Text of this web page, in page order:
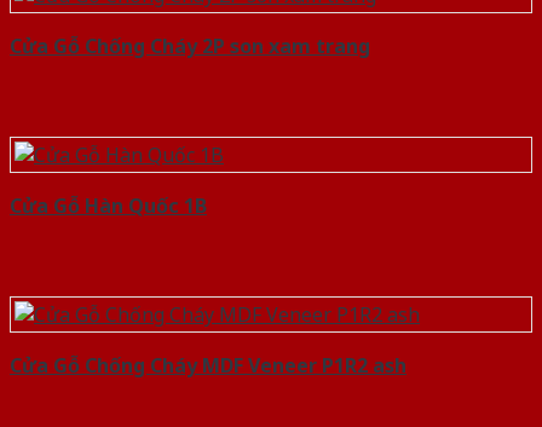
Cửa Gỗ Chống Cháy 2P son xam trang
Cửa Gỗ Hàn Quốc 1B
Cửa Gỗ Chống Cháy MDF Veneer P1R2 ash